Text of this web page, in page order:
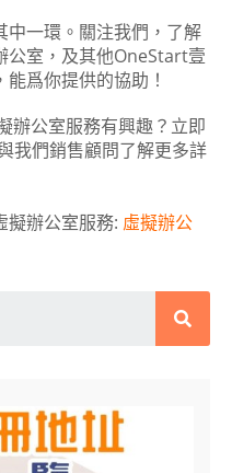
中一環。關注我們，了解
公室，及其他OneStart壹
爲你提供的協助！
辦公室服務有興趣？立即
我們銷售顧問了解更多詳
擬辦公室服務: 虛擬辦公